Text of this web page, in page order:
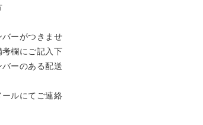
バーがつきませ
欄にご記入下
ーのある配送
ルにてご連絡